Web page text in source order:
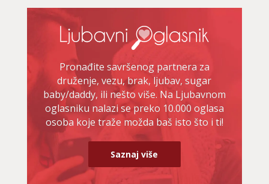
Pronađite savršenog partnera za
druženje, vezu, brak, ljubav, sugar
baby/daddy, ili nešto više. Na Ljubavnom
oglasniku nalazi se preko 10.000 oglasa
osoba koje traže možda baš isto što i ti!
Saznaj više